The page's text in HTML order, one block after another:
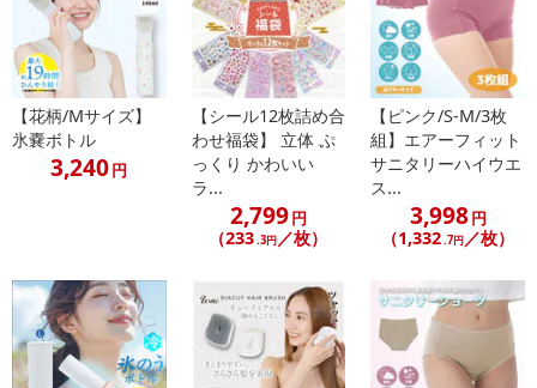
【配送日時の指定について】
※配送日時の指定が可能な商品の場合、商品によってご指定できる
配送日、配送時間が異なる可能性がございます。
カート機能をご利用の場合は、配送日時指定をご利用いただけませ
ん。
【花柄/Mサイズ】
氷嚢ボトル
3,240円
【シール12枚詰め合
わせ福袋】 立体 ぷ
っくり かわいい
ラ...
2,799円
（233 .3円 ／枚）
【ピンク/S-M/3枚
組】エアーフィット
サニタリーハイウエ
ス...
3,998円
（1,332 .7円 ／枚）